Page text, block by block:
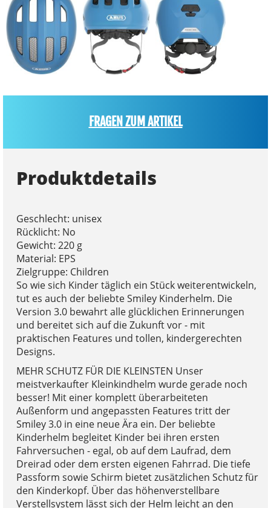
FRAGEN ZUM ARTIKEL
Produktdetails
Geschlecht: unisex
Rücklicht: No
Gewicht: 220 g
Material: EPS
Zielgruppe: Children
So wie sich Kinder täglich ein Stück weiterentwickeln,
tut es auch der beliebte Smiley Kinderhelm. Die
Version 3.0 bewahrt alle glücklichen Erinnerungen
und bereitet sich auf die Zukunft vor - mit
praktischen Features und tollen, kindergerechten
Designs.
MEHR SCHUTZ FÜR DIE KLEINSTEN Unser
meistverkaufter Kleinkindhelm wurde gerade noch
besser! Mit einer komplett überarbeiteten
Außenform und angepassten Features tritt der
Smiley 3.0 in eine neue Ära ein. Der beliebte
Kinderhelm begleitet Kinder bei ihren ersten
Fahrversuchen - egal, ob auf dem Laufrad, dem
Dreirad oder dem ersten eigenen Fahrrad. Die tiefe
Passform sowie Schirm bietet zusätzlichen Schutz für
den Kinderkopf. Über das höhenverstellbare
Verstellsystem lässt sich der Helm leicht an den